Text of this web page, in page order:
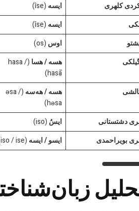
کلهری
ایسه (îse)
ایسه (îse)
اوس (os)
هسه / هسا (hasa /
hasā)
هسه / هه‌سه (əsa /
həsa)
دشتستانی ایسُ (iso)
بویراحمدی
ایسو / ایسه (iso / ise)